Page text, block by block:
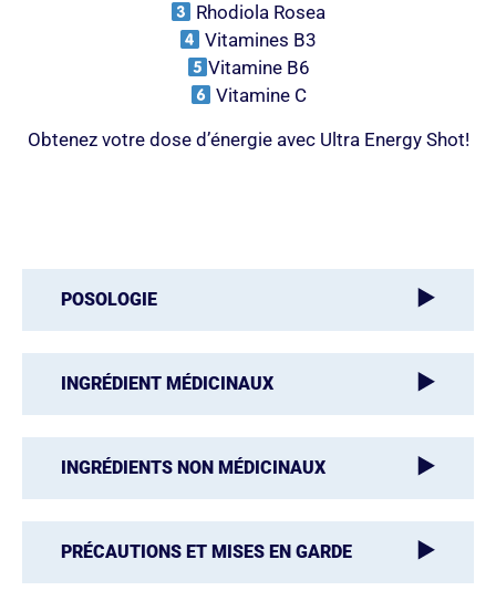
Rhodiola Rosea
Vitamines B3
Vitamine B6
Vitamine C
Obtenez votre dose d’énergie avec Ultra Energy Shot!
POSOLOGIE
INGRÉDIENT MÉDICINAUX
INGRÉDIENTS NON MÉDICINAUX
PRÉCAUTIONS ET MISES EN GARDE